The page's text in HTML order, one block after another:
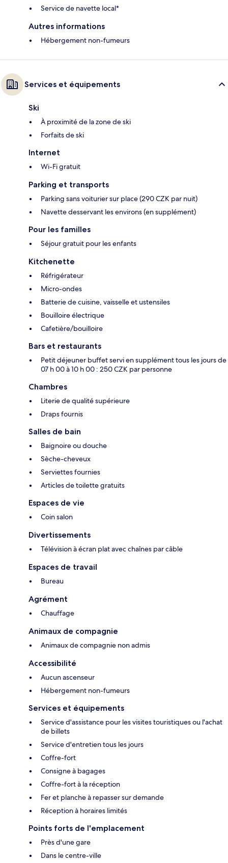
Service de navette local*
Autres informations
Hébergement non-fumeurs
Services et équipements
Ski
À proximité de la zone de ski
Forfaits de ski
Internet
Wi-Fi gratuit
Parking et transports
Parking sans voiturier sur place (290 CZK par nuit)
Navette desservant les environs (en supplément)
Pour les familles
Séjour gratuit pour les enfants
Kitchenette
Réfrigérateur
Micro-ondes
Batterie de cuisine, vaisselle et ustensiles
Bouilloire électrique
Cafetière/bouilloire
Bars et restaurants
Petit déjeuner buffet servi en supplément tous les jours de
07 h 00 à 10 h 00 : 250 CZK par personne
Chambres
Literie de qualité supérieure
Draps fournis
Salles de bain
Baignoire ou douche
Sèche-cheveux
Serviettes fournies
Articles de toilette gratuits
Espaces de vie
Coin salon
Divertissements
Télévision à écran plat avec chaînes par câble
Espaces de travail
Bureau
Agrément
Chauffage
Animaux de compagnie
Animaux de compagnie non admis
Accessibilité
Aucun ascenseur
Hébergement non-fumeurs
Services et équipements
Service d'assistance pour les visites touristiques ou l'achat
de billets
Service d'entretien tous les jours
Coffre-fort
Consigne à bagages
Coffre-fort à la réception
Fer et planche à repasser sur demande
Réception à horaires limités
Points forts de l'emplacement
Près d'une gare
Dans le centre-ville